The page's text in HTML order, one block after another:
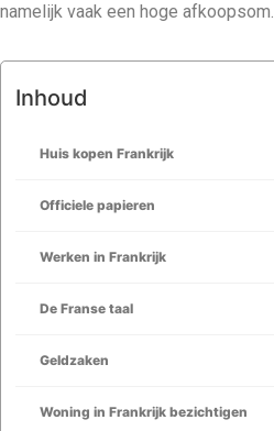
namelijk vaak een hoge afkoopsom.
Inhoud
Huis kopen Frankrijk
Officiele papieren
Werken in Frankrijk
De Franse taal
Geldzaken
Woning in Frankrijk bezichtigen